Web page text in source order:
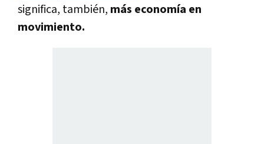
significa, también, más economía en
movimiento.